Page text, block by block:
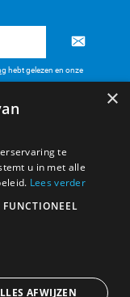
hebt gelezen en onze
×
te
u in met alle
Lees verder
FUNCTIONEEL
AFWIJZEN